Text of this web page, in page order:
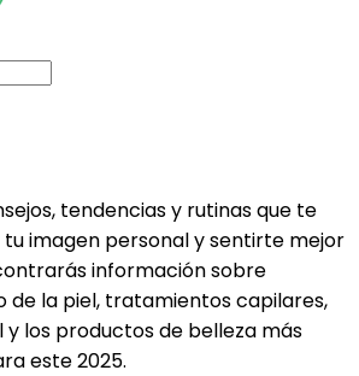
tendencias y rutinas que te
imagen personal y sentirte mejor
información sobre
de la piel, tratamientos capilares,
los productos de belleza más
este 2025.